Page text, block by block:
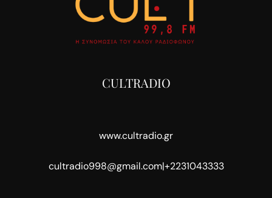
CULTRADIO
www.cultradio.gr
cultradio998@gmail.com|+2231043333